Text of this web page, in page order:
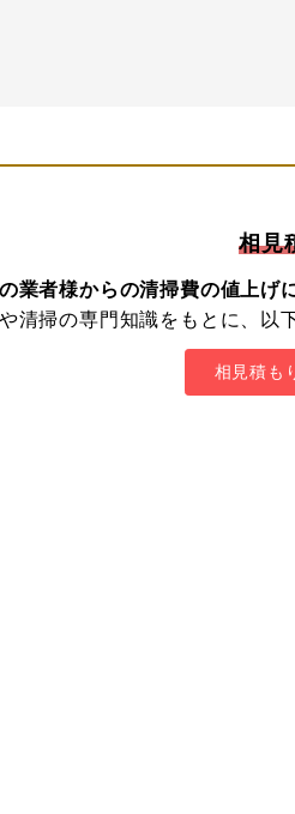
相見
業者様からの清掃費の値上げ
清掃の専門知識をもとに、以
相見積も